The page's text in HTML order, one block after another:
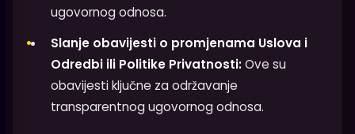
ugovornog odnosa.
Slanje obavijesti o promjenama Uslova i
Odredbi ili Politike Privatnosti:Ove su
obavijesti ključne za održavanje
transparentnog ugovornog odnosa.